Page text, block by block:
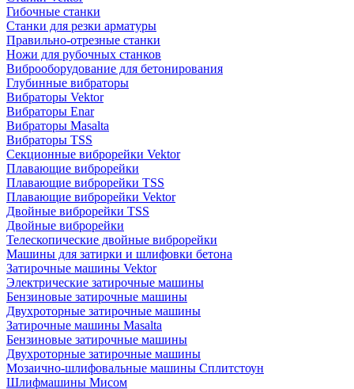
Гибочные станки
Станки для резки арматуры
Правильно-отрезные станки
Ножи для рубочных станков
Виброоборудование для бетонирования
Глубинные вибраторы
Вибраторы Vektor
Вибраторы Enar
Вибраторы Masalta
Вибраторы TSS
Секционные виброрейки Vektor
Плавающие виброрейки
Плавающие виброрейки TSS
Плавающие виброрейки Vektor
Двойные виброрейки TSS
Двойные виброрейки
Телескопические двойные виброрейки
Машины для затирки и шлифовки бетона
Затирочные машины Vektor
Электрические затирочные машины
Бензиновые затирочные машины
Двухроторные затирочные машины
Затирочные машины Masalta
Бензиновые затирочные машины
Двухроторные затирочные машины
Мозаично-шлифовальные машины Сплитстоун
Шлифмашины Мисом